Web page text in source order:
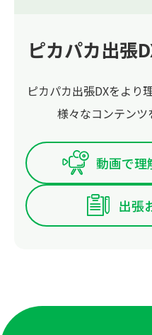
ピカパカ出張
ピカパカ出張DXをより
様々なコンテンツ
動画で理
出張